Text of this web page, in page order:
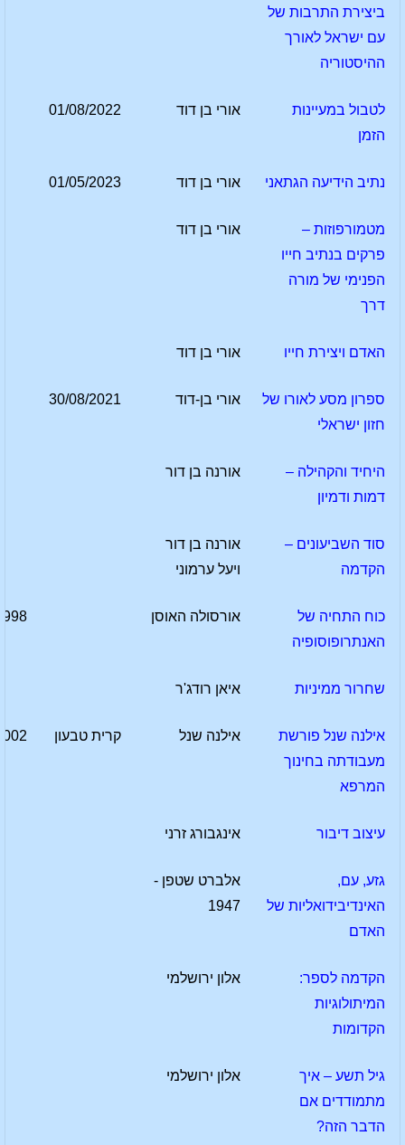
ביצירת התרבות של
עם ישראל לאורך
ההיסטוריה
לטבול במעיינות
הזמן
אורי בן דוד 01/08/2022
נתיב הידיעה הגתאני אורי בן דוד 01/05/2023
מטמורפוזות –
פרקים בנתיב חייו
הפנימי של מורה
דרך
אורי בן דוד
האדם ויצירת חייו אורי בן דוד
ספרון מסע לאורו של
חזון ישראלי
אורי בן-דוד 30/08/2021
היחיד והקהילה –
דמות ודמיון
אורנה בן דור
סוד השביעונים –
הקדמה
אורנה בן דור
ויעל ערמוני
כוח התחיה של
האנתרופוסופיה
אורסולה האוסן
שחרור ממיניות איאן רודג'ר
אילנה שנל פורשת
מעבודתה בחינוך
המרפא
אילנה שנל קרית טבעון
עיצוב דיבור אינגבורג זרני
גזע, עם,
האינדיבידואליות של
האדם
אלברט שטפן -
1947
הקדמה לספר:
המיתולוגיות
הקדומות
אלון ירושלמי
גיל תשע – איך
מתמודדים אם
הדבר הזה?
אלון ירושלמי